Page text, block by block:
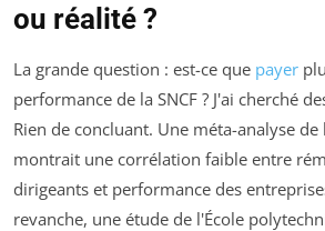
ou réalité ?
La grande question : est-ce que payer
performance de la SNCF ? J'ai cherché
Rien de concluant. Une méta-analyse de
montrait une corrélation faible entre
dirigeants et performance des
revanche, une étude de l'École